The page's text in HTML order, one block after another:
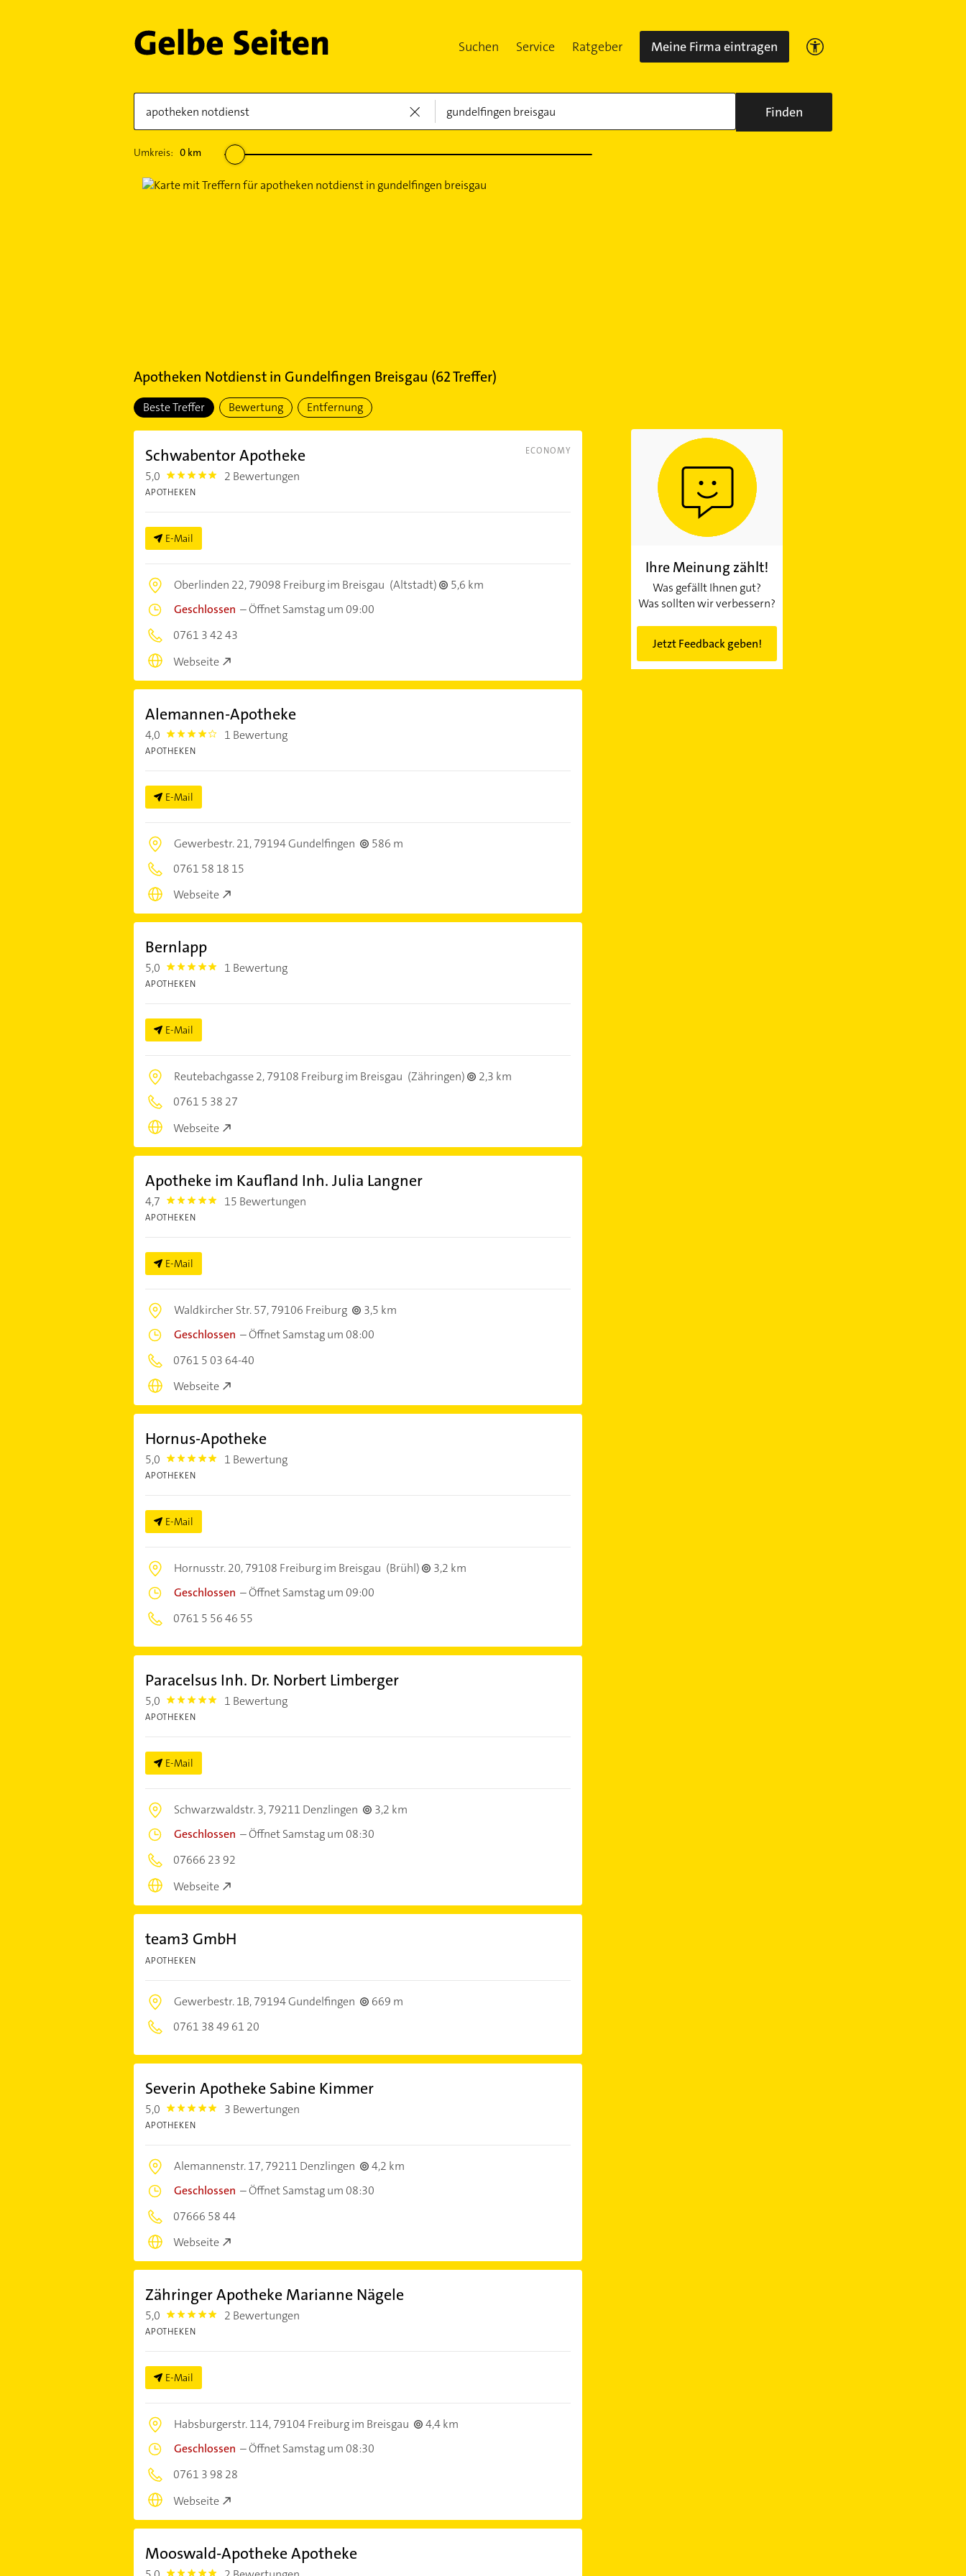
Suchen Service Ratgeber Meine Firma eintragen
Finden
Umkreis: 0km
Apotheken Notdienstin Gundelfingen Breisgau (62Treffer)
Beste Treffer Bewertung Entfernung
ECONOMY
Schwabentor Apotheke
5,0 5.0 2 Bewertungen
APOTHEKEN
E-Mail
Oberlinden 22,79098 Freiburg im Breisgau (Altstadt)
5,6 km
Geschlossen –Öffnet Samstag um 09:00
0761 3 42 43
Webseite
Alemannen-Apotheke
4,0 4.0 1 Bewertung
APOTHEKEN
E-Mail
Gewerbestr. 21,79194 Gundelfingen
586 m
0761 58 18 15
Webseite
Bernlapp
5,0 5.0 1 Bewertung
APOTHEKEN
E-Mail
Reutebachgasse 2,79108 Freiburg im Breisgau (Zähringen)
2,3 km
0761 5 38 27
Webseite
Apotheke im Kaufland Inh. Julia Langner
4,7 4.7000003 15 Bewertungen
APOTHEKEN
E-Mail
Waldkircher Str. 57,79106 Freiburg
3,5 km
Geschlossen –Öffnet Samstag um 08:00
0761 5 03 64-40
Webseite
Hornus-Apotheke
5,0 5.0 1 Bewertung
APOTHEKEN
E-Mail
Hornusstr. 20,79108 Freiburg im Breisgau (Brühl)
3,2 km
Geschlossen –Öffnet Samstag um 09:00
0761 5 56 46 55
Paracelsus Inh. Dr. Norbert Limberger
5,0 5.0 1 Bewertung
APOTHEKEN
E-Mail
Schwarzwaldstr. 3,79211 Denzlingen
3,2 km
Geschlossen –Öffnet Samstag um 08:30
07666 23 92
Webseite
team3 GmbH
APOTHEKEN
Gewerbestr. 1B,79194 Gundelfingen
669 m
0761 38 49 61 20
Severin Apotheke Sabine Kimmer
5,0 5.0 3 Bewertungen
APOTHEKEN
Alemannenstr. 17,79211 Denzlingen
4,2 km
Geschlossen –Öffnet Samstag um 08:30
07666 58 44
Webseite
Zähringer Apotheke Marianne Nägele
5,0 5.0 2 Bewertungen
APOTHEKEN
E-Mail
Habsburgerstr. 114,79104 Freiburg im Breisgau
4,4 km
Geschlossen –Öffnet Samstag um 08:30
0761 3 98 28
Webseite
Mooswald-Apotheke Apotheke
Ihre Meinung zählt!
Was gefällt Ihnen gut?
Was sollten wir verbessern?
Jetzt Feedback geben!